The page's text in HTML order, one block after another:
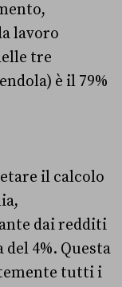
lavoro
tre
è il 79%
il calcolo
dai redditi
del 4%. Questa
tutti i